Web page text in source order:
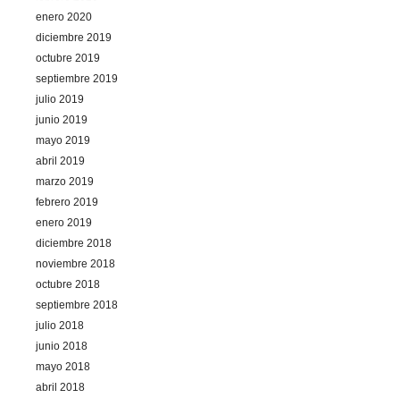
enero 2020
diciembre 2019
octubre 2019
septiembre 2019
julio 2019
junio 2019
mayo 2019
abril 2019
marzo 2019
febrero 2019
enero 2019
diciembre 2018
noviembre 2018
octubre 2018
septiembre 2018
julio 2018
junio 2018
mayo 2018
abril 2018